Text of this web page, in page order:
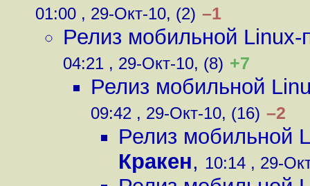
01:00 , 29-Окт-10, (2) –1
Релиз мобильной
04:21 , 29-Окт-10, (8) +7
Релиз мобильной
09:42 , 29-Окт-10, (16) –2
Релиз мобильной
Кракен, 10:14 , 29-